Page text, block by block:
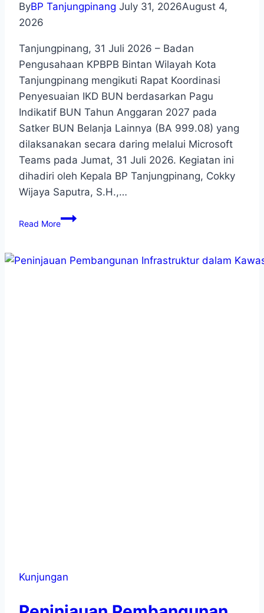
ByBP Tanjungpinang July 31, 2026August 4,
2026
Tanjungpinang, 31 Juli 2026 – Badan
Pengusahaan KPBPB Bintan Wilayah Kota
Tanjungpinang mengikuti Rapat Koordinasi
Penyesuaian IKD BUN berdasarkan Pagu
Indikatif BUN Tahun Anggaran 2027 pada
Satker BUN Belanja Lainnya (BA 999.08) yang
dilaksanakan secara daring melalui Microsoft
Teams pada Jumat, 31 Juli 2026. Kegiatan ini
dihadiri oleh Kepala BP Tanjungpinang, Cokky
Wijaya Saputra, S.H.,…
Read More
Kunjungan